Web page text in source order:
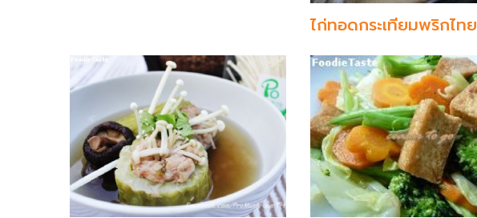
ไก่ทอดกระเทียมพริกไทย